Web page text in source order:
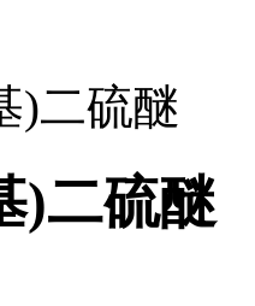
)二硫醚
)二硫醚